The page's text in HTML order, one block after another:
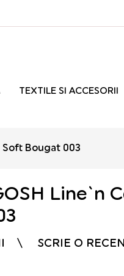
TEXTILE SI ACCESORII
Soft Bougat 003
Line`n
SCRIE O